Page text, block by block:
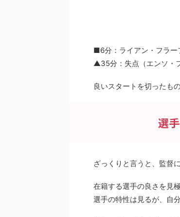
■6分：ライアン・フラー
▲35分：失点（エンソ・
良いスタートを切ったも
選
ざっくりと言うと、監督
在籍する選手の良さを見
選手の特性は見るが、自